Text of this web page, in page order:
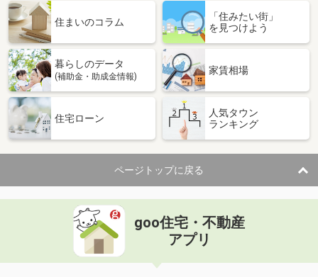
住まいのコラム
「住みたい街」
を見つけよう
暮らしのデータ
(補助金・助成金情報)
家賃相場
住宅ローン
人気タウン
ランキング
ページトップに戻る
goo住宅・不動産
アプリ